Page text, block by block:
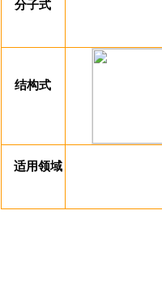
分子式
结构式
适用领域